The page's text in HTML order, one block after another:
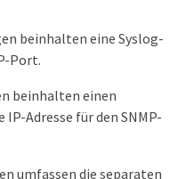
beinhalten eine Syslog-
Port.
beinhalten einen
Adresse für den SNMP-
umfassen die separaten